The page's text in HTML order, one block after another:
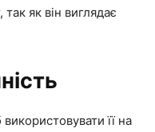
як він виглядає
її на